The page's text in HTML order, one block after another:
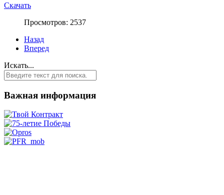
Скачать
Просмотров: 2537
Назад
Вперед
Искать...
Важная информация